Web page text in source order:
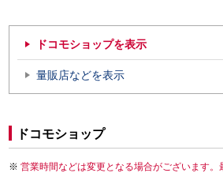
ドコモショップを表示
量販店などを表示
ドコモショップ
営業時間などは変更となる場合がございます。